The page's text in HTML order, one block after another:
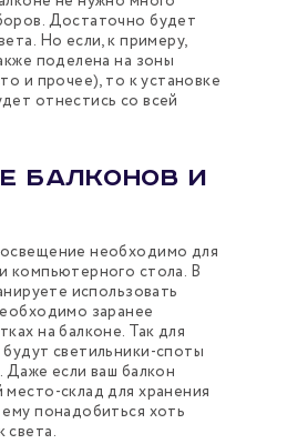
Достаточно будет
Но если, к примеру,
поделена на зоны
и прочее), то к установке
отнестись со всей
балконов и
необходимо для
компьютерного стола. В
использовать
заранее
на балконе. Так для
светильники-споты
если ваш балкон
склад для хранения
понадобиться хоть
света.